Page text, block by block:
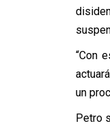
“Con
un
Petro